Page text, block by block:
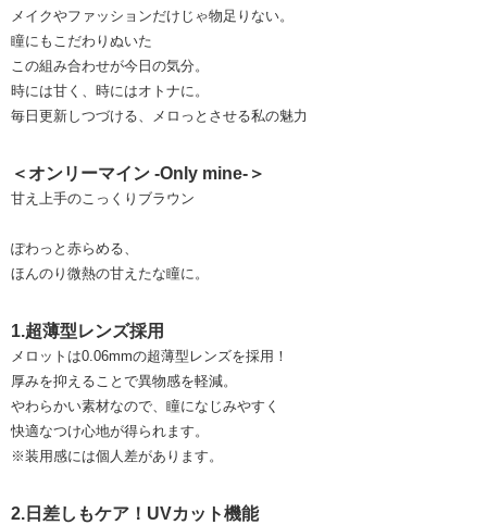
メイクやファッションだけじゃ物足りない。
瞳にもこだわりぬいた
この組み合わせが今日の気分。
時には甘く、時にはオトナに。
毎日更新しつづける、メロっとさせる私の魅力
＜オンリーマイン -Only mine-＞
甘え上手のこっくりブラウン
ぽわっと赤らめる、
ほんのり微熱の甘えたな瞳に。
1.超薄型レンズ採用
メロットは0.06mmの超薄型レンズを採用！
厚みを抑えることで異物感を軽減。
やわらかい素材なので、瞳になじみやすく
快適なつけ心地が得られます。
※装用感には個人差があります。
2.日差しもケア！UVカット機能